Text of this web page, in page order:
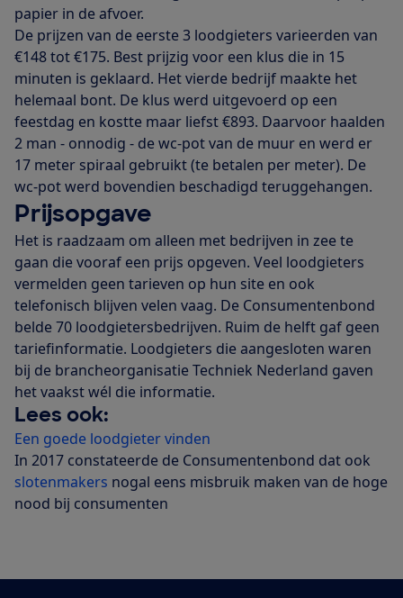
papier in de afvoer.
De prijzen van de eerste 3 loodgieters varieerden van
€148 tot €175. Best prijzig voor een klus die in 15
minuten is geklaard. Het vierde bedrijf maakte het
helemaal bont. De klus werd uitgevoerd op een
feestdag en kostte maar liefst €893. Daarvoor haalden
2 man - onnodig - de wc-pot van de muur en werd er
17 meter spiraal gebruikt (te betalen per meter). De
wc-pot werd bovendien beschadigd teruggehangen.
Prijsopgave
Het is raadzaam om alleen met bedrijven in zee te
gaan die vooraf een prijs opgeven. Veel loodgieters
vermelden geen tarieven op hun site en ook
telefonisch blijven velen vaag. De Consumentenbond
belde 70 loodgietersbedrijven. Ruim de helft gaf geen
tariefinformatie. Loodgieters die aangesloten waren
bij de brancheorganisatie Techniek Nederland gaven
het vaakst wél die informatie.
Lees ook:
Een goede loodgieter vinden
In 2017 constateerde de Consumentenbond dat ook
slotenmakers nogal eens misbruik maken van de hoge
nood bij consumenten